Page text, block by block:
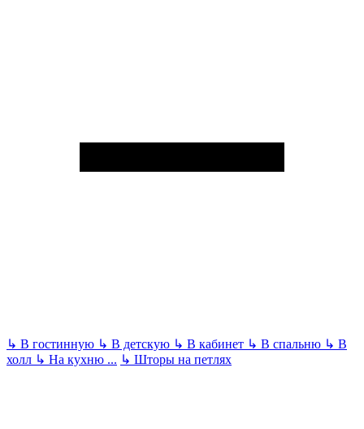
↳ В гостинную ↳ В детскую ↳ В кабинет ↳ В спальню ↳ В
холл ↳ На кухню ... ↳ Шторы на петлях